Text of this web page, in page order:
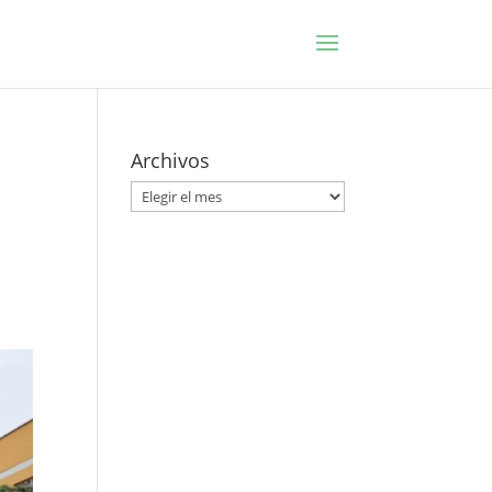
Archivos
Archivos